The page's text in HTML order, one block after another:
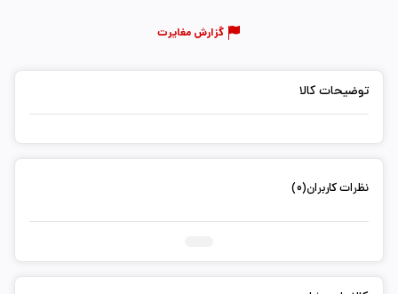
گزارش مغایرت
توضیحات کالا
نظرات کاربران(0)